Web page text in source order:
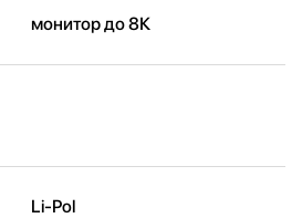
монитор до 8К
Li-Pol